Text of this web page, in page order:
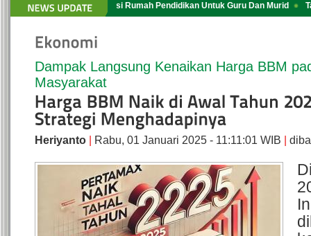
yang Ke 13 Aplikasi Rumah Pendidikan Untuk Guru Dan Murid Tata
Dampak Langsung Kenaikan Harga BBM
Masyarakat
Heriyanto Rabu, 01 Januari 2025 - 11:11:01 WIB